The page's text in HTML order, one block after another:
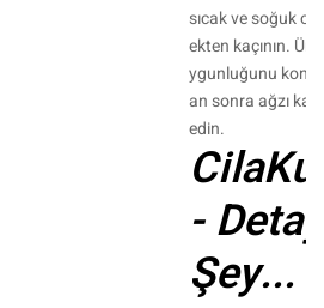
sıcak ve soğuk
ekten kaçının.
ygunluğunu
an sonra ağzı
edin.
-
Şey...